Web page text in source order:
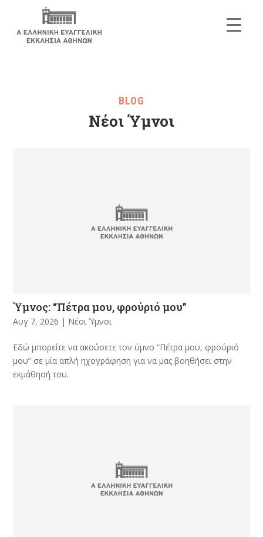
BLOG
Νέοι Ύμνοι
Ύμνος: “Πέτρα μου, φρούριό μου”
Αυγ 7, 2026 | Νέοι Ύμνοι
Εδώ μπορείτε να ακούσετε τον ύμνο “Πέτρα μου, φρούριό
μου” σε μία απλή ηχογράφηση για να μας βοηθήσει στην
εκμάθησή του.